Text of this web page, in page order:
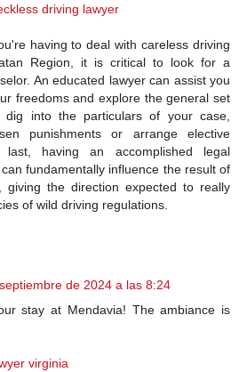
driving lawyer
having to deal with careless driving
Region, it is critical to look for a
An educated lawyer can assist you
freedoms and explore the general set
into the particulars of your case,
punishments or arrange elective
last, having an accomplished legal
fundamentally influence the result of
giving the direction expected to really
of wild driving regulations.
de 2024 a las 8:24
stay at Mendavia! The ambiance is
virginia